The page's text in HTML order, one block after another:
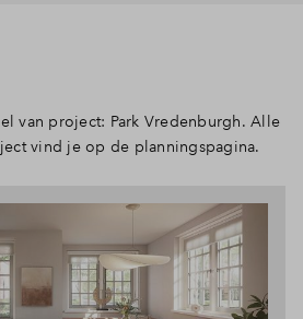
van project: Park Vredenburgh. Alle
vind je op de planningspagina.